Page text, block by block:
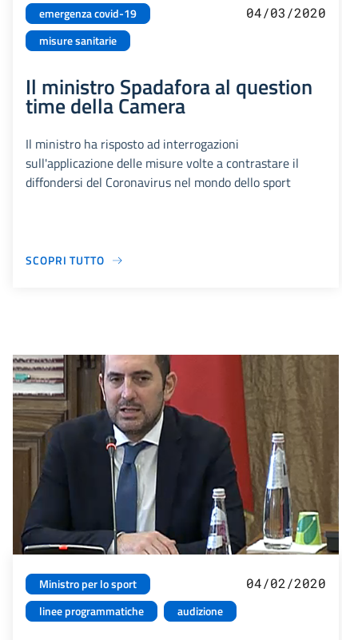
emergenza covid-19
misure sanitarie
04/03/2020
Il ministro Spadafora al question
time della Camera
Il ministro ha risposto ad interrogazioni
sull'applicazione delle misure volte a contrastare il
diffondersi del Coronavirus nel mondo dello sport
SCOPRI TUTTO
Ministro per lo sport
linee programmatiche
audizione
04/02/2020